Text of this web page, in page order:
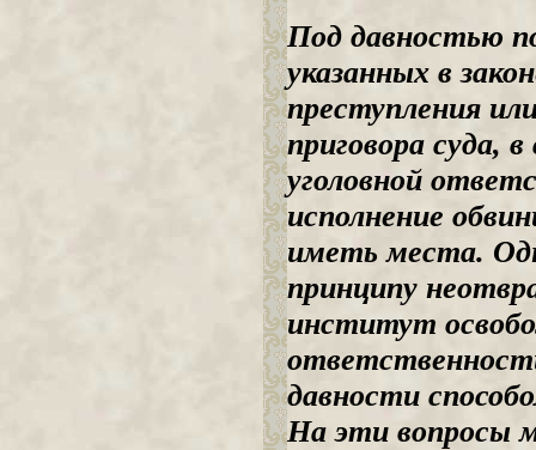
Под давностью
указанных в
преступления
приговора суда,
уголовной
исполнение
иметь места.
принципу
институт
давности
На эти вопросы